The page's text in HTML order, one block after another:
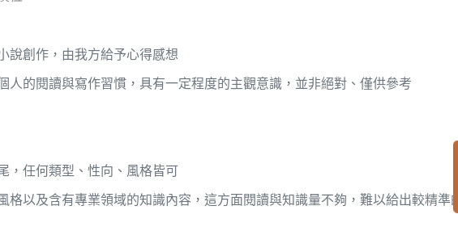
說創作，由我方給予心得感想
人的閱讀與寫作習慣，具有一定程度的主觀意識，並非絕對、僅供參考
，任何類型、性向、風格皆可
格以及含有專業領域的知識內容，這方面閱讀與知識量不夠，難以給出較精準的